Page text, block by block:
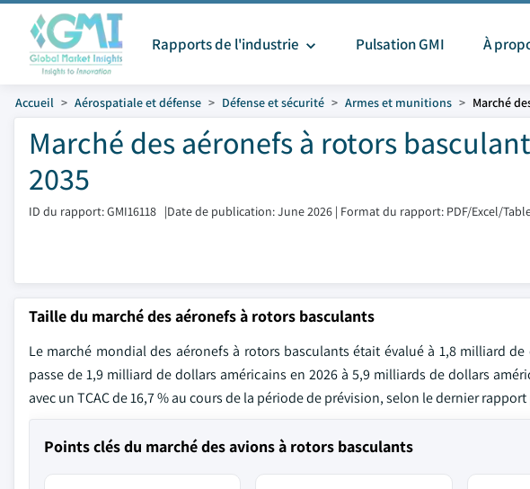
Rapports de l'industrie Pulsation GMI À
Accueil Aérospatiale et défense Défense et sécurité Armes et munitions Marché
Marché des aéronefs à rotors
2035
ID du rapport: GMI16118 |Date de publication: June 2026 | Format du rapport: PDF/Excel/
Taille du marché des aéronefs à rotors basculants
Le marché mondial des aéronefs à rotors basculants était évalué à 1,8 milliard
passe de 1,9 milliard de dollars américains en 2026 à 5,9 milliards de dollars
avec un TCAC de 16,7 % au cours de la période de prévision, selon le dernier
Points clés du marché des avions à rotors basculants